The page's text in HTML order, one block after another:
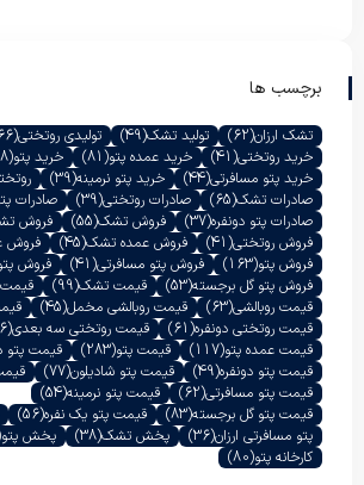
برچسب ها
تشک ارزان(62) تولید تشک(49) تولیدی روتختی(66)
خرید روتختی(41) خرید عمده پتو(81) خرید پتو(118)
خرید پتو مسافرتی(44) خرید پتو نرمینه(39)
صادرات تشک(65) صادرات روتختی(39) صادرات
صادرات پتو دونفره(37) فروش تشک(55) فروش
فروش روتختی(41) فروش عمده تشک(45) فروش
فروش پتو(163) فروش پتو مسافرتی(41) فروش
فروش پتو گل برجسته(53) قیمت تشک(99)
قیمت روبالشی(63) قیمت روبالشی مخمل(45)
قیمت روتختی دونفره(61) قیمت روتختی سه بعدی(46)
قیمت عمده پتو(117) قیمت پتو(283) قیمت پتو
قیمت پتو دونفره(49) قیمت پتو شادیلون(77)
قیمت پتو مسافرتی(62) قیمت پتو نرمینه(54)
قیمت پتو گل برجسته(83) قیمت پتو یک نفره(56)
پتو مسافرتی ارزان(36) پخش تشک(38) پخش پتو
کارخانه پتو(80)